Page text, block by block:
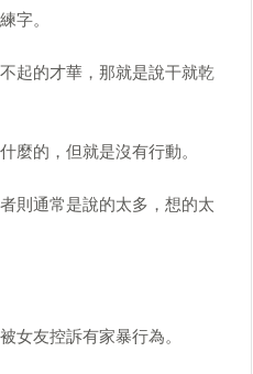
字。
起的才華，那就是說干就乾
麼的，但就是沒有行動。
則通常是說的太多，想的太
女友控訴有家暴行為。